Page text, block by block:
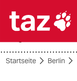

Startseite Berlin